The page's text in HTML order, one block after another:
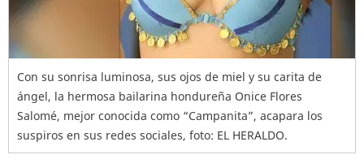
Con su sonrisa luminosa, sus ojos de miel y su carita de
ángel, la hermosa bailarina hondureña Onice Flores
Salomé, mejor conocida como “Campanita”, acapara los
suspiros en sus redes sociales, foto: EL HERALDO.